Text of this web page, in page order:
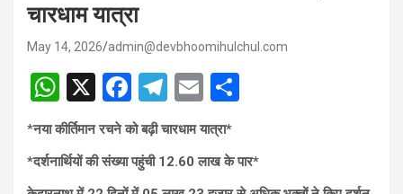
चारधाम यात्रा
May 14, 2026 admin@devbhoomihulchul.com
W
h
at
s
X
F
a
ce
b
T
el
e
gr
E
m
ail
e
*नया कीर्तिमान रचने को बढ़ी चारधाम यात्रा*
*दर्शनार्थियों की संख्या पहुंची 12.60 लाख के पार*